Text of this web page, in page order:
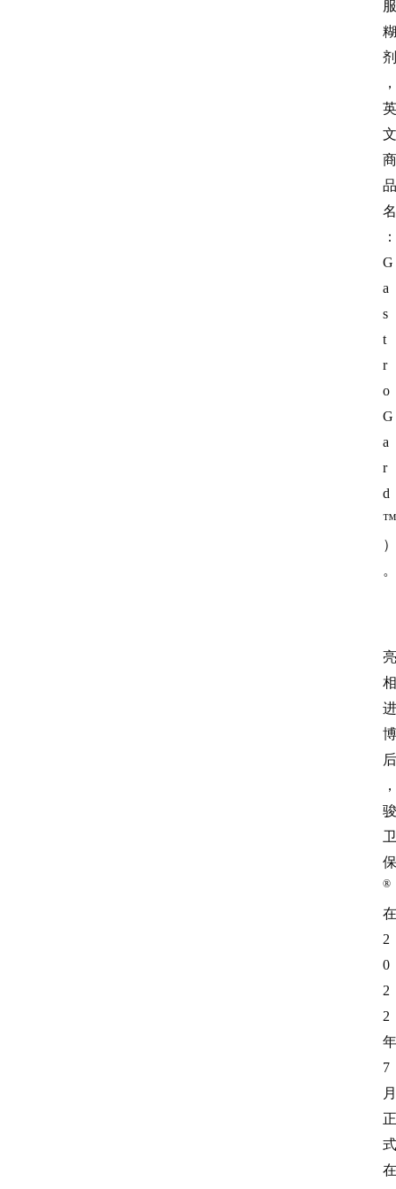
服
糊
剂
，
英
文
商
品
名
：
G
a
s
t
r
o
G
a
r
d
™
）
。
亮
相
进
博
后
，
骏
卫
保
®
在
2
0
2
2
年
7
月
正
式
在